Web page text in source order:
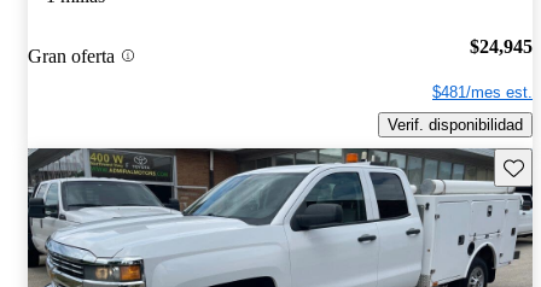
Gran oferta $24,945
$481/mes est.
Verif. disponibilidad